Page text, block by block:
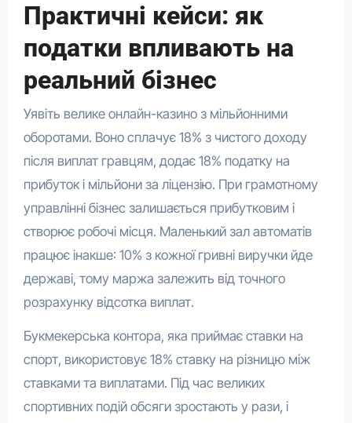
Практичні кейси: як
податки впливають на
реальний бізнес
Уявіть велике онлайн-казино з мільйонними
оборотами. Воно сплачує 18% з чистого доходу
після виплат гравцям, додає 18% податку на
прибуток і мільйони за ліцензію. При грамотному
управлінні бізнес залишається прибутковим і
створює робочі місця. Маленький зал автоматів
працює інакше: 10% з кожної гривні виручки йде
державі, тому маржа залежить від точного
розрахунку відсотка виплат.
Букмекерська контора, яка приймає ставки на
спорт, використовує 18% ставку на різницю між
ставками та виплатами. Під час великих
спортивних подій обсяги зростають у рази, і